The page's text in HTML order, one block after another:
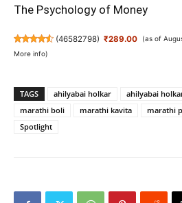
The Psychology of Money
(46582798) ₹289.00
(as of
More info)
TAGS ahilyabai holkar ahilyabai
marathi boli
marathi kavita marathi
Spotlight